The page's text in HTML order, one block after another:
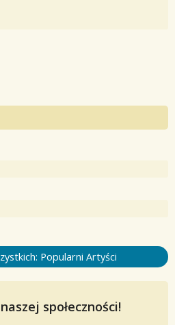
Popularni Artyści
społeczności!